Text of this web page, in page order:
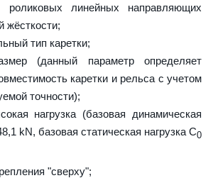
линейных направляющих
жёсткости;
тип каретки;
(данный параметр определяет
каретки и рельса с учетом
точности);
нагрузка (базовая динамическая
kN, базовая статическая нагрузка С0
"сверху";